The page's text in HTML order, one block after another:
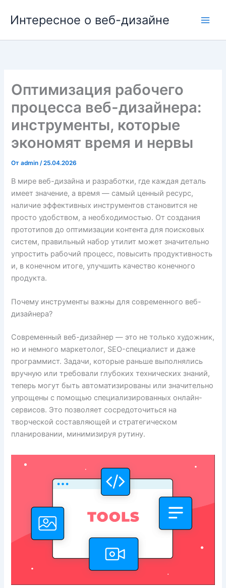
содержимому
Интересное о веб-дизайне
Оптимизация рабочего
процесса веб-дизайнера:
инструменты, которые
экономят время и нервы
Отadmin/25.04.2026
В мире веб-дизайна и разработки, где каждая деталь
имеет значение, а время — самый ценный ресурс,
наличие эффективных инструментов становится не
просто удобством, а необходимостью. От создания
прототипов до оптимизации контента для поисковых
систем, правильный набор утилит может значительно
упростить рабочий процесс, повысить продуктивность
и, в конечном итоге, улучшить качество конечного
продукта.
Почему инструменты важны для современного веб-
дизайнера?
Современный веб-дизайнер — это не только художник,
но и немного маркетолог, SEO-специалист и даже
программист. Задачи, которые раньше выполнялись
вручную или требовали глубоких технических знаний,
теперь могут быть автоматизированы или значительно
упрощены с помощью специализированных онлайн-
сервисов. Это позволяет сосредоточиться на
творческой составляющей и стратегическом
планировании, минимизируя рутину.